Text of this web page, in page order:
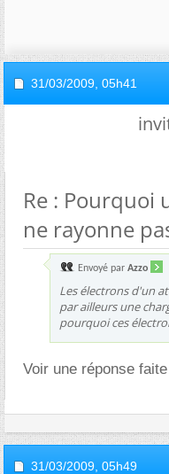
31/03/2009, 05h41
Re : Pourquoi
ne rayonne
Envoyé par Azzo
Les électrons d'un
par ailleurs une
pourquoi ces
Voir une réponse faite
31/03/2009, 05h49